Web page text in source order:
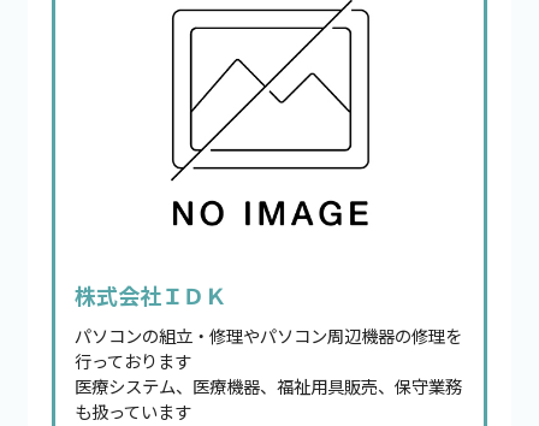
株式会社ＩＤＫ
パソコンの組立・修理やパソコン周辺機器の修理を
行っております
医療システム、医療機器、福祉用具販売、保守業務
も扱っています